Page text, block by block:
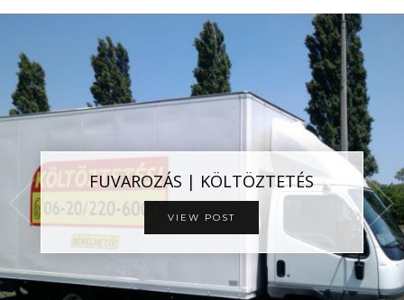
FUVAROZÁS | KÖLTÖZTETÉS
VIEW POST